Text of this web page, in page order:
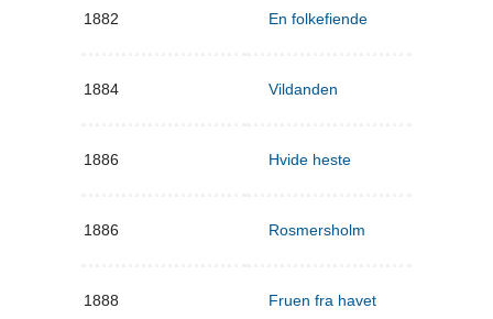
1882 En folkefiende
1884 Vildanden
1886 Hvide heste
1886 Rosmersholm
1888 Fruen fra havet